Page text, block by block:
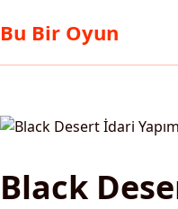
Bu Bir Oyun
Black